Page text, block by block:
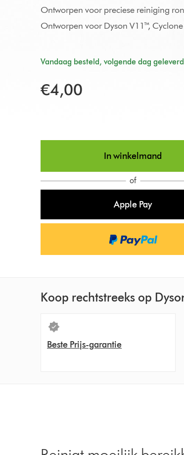
Ontworpen voor preciese reiniging
Ontworpen voor Dyson V11™,
Vandaag besteld, volgende dag
€4,00
In winkelmand
of
Apple Pay
Koop rechtstreeks op
Beste Prijs-garantie